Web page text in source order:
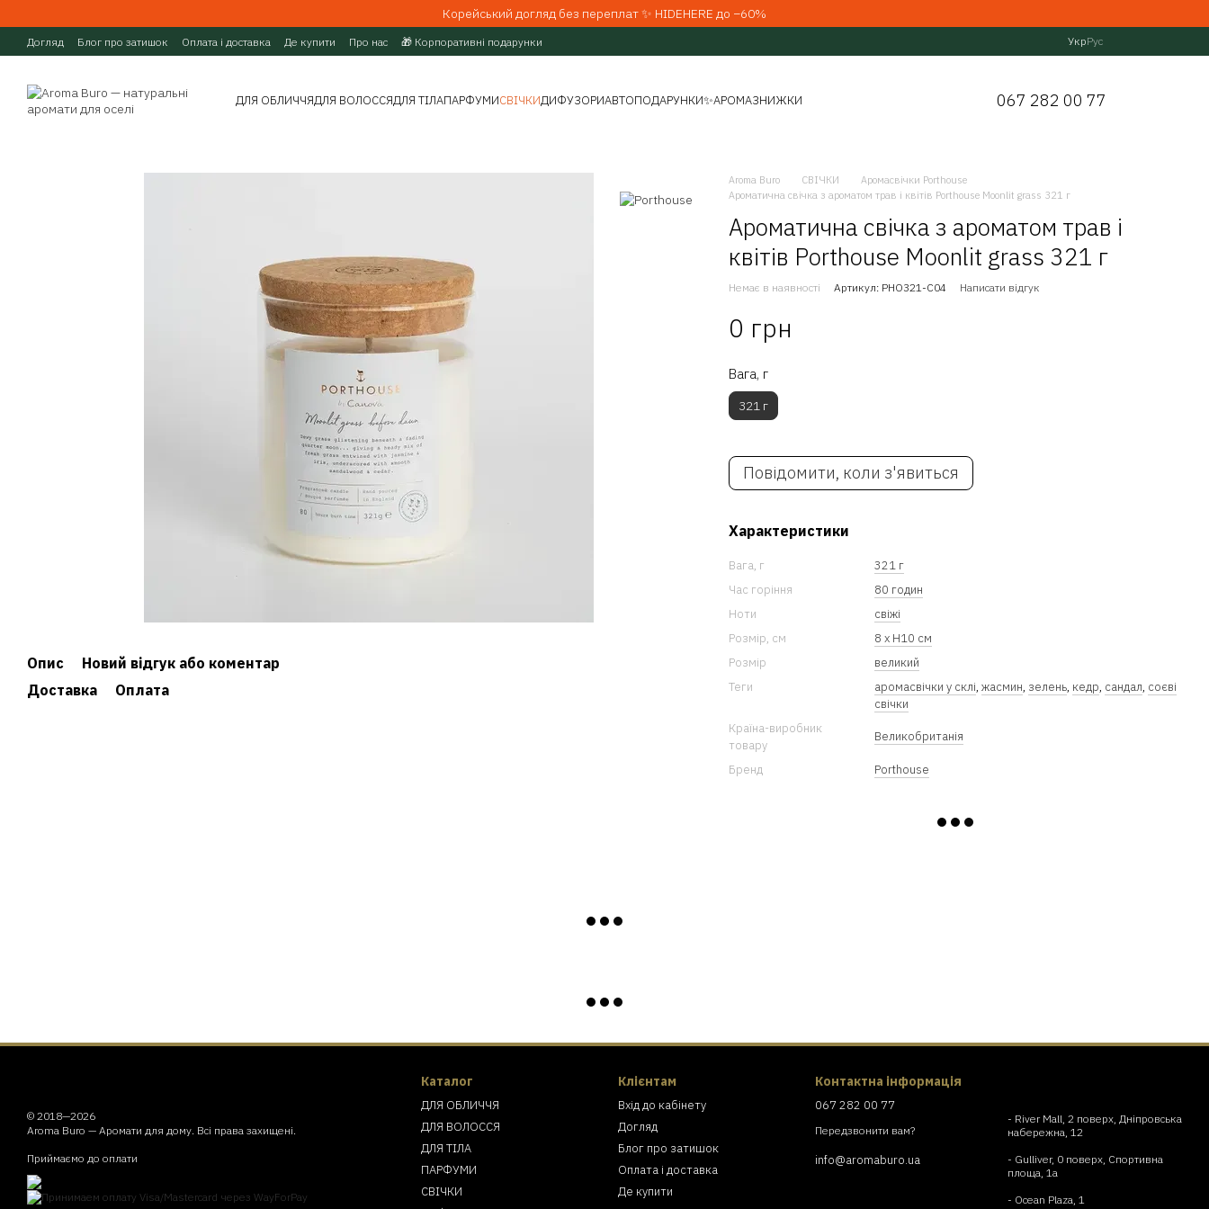
Корейський догляд без переплат ✨ HIDEHERE до −60%
Догляд Блог про затишок Оплата і доставка Де купити Про нас 🎁 Корпоративні подарунки УкрРус
ДЛЯ ОБЛИЧЧЯДЛЯ ВОЛОССЯДЛЯ ТІЛАПАРФУМИСВІЧКИДИФУЗОРИАВТОПОДАРУНКИ✨АРОМАЗНИЖКИ 067 282 00 77
Опис
Новий відгук або коментар
Доставка
Оплата
Aroma Buro СВІЧКИ
Аромасвічки Porthouse
Ароматична свічка з ароматом трав і квітів Porthouse Moonlit grass 321 г
Ароматична свічка з ароматом трав і
квітів Porthouse Moonlit grass 321 г
Немає в наявності Артикул: PHO321-C04 Написати відгук
0 грн
Вага, г
321 г
Повідомити, коли з'явиться
Характеристики
Вага, г
321 г
Час горіння
80 годин
Ноти
свіжі
Розмір, см
8 х Н10 см
Розмір
великий
Теги
аромасвічки у склі,жасмин, зелень, кедр, сандал, соєві
свічки
Країна-виробник
товару
Великобританія
Бренд Porthouse
© 2018—2026
Aroma Buro — Аромати для дому. Всі права захищені.
Приймаємо до оплати
Каталог
ДЛЯ ОБЛИЧЧЯ
ДЛЯ ВОЛОССЯ
ДЛЯ ТІЛА
ПАРФУМИ
СВІЧКИ
Клієнтам
Вхід до кабінету
Догляд
Блог про затишок
Оплата і доставка
Де купити
Контактна інформація
067 282 00 77
Передзвонити вам?
info@aromaburo.ua
- River Mall, 2 поверх, Дніпровська
набережна, 12
- Gulliver, 0 поверх, Спортивна
площа, 1а
- Ocean Plaza, 1